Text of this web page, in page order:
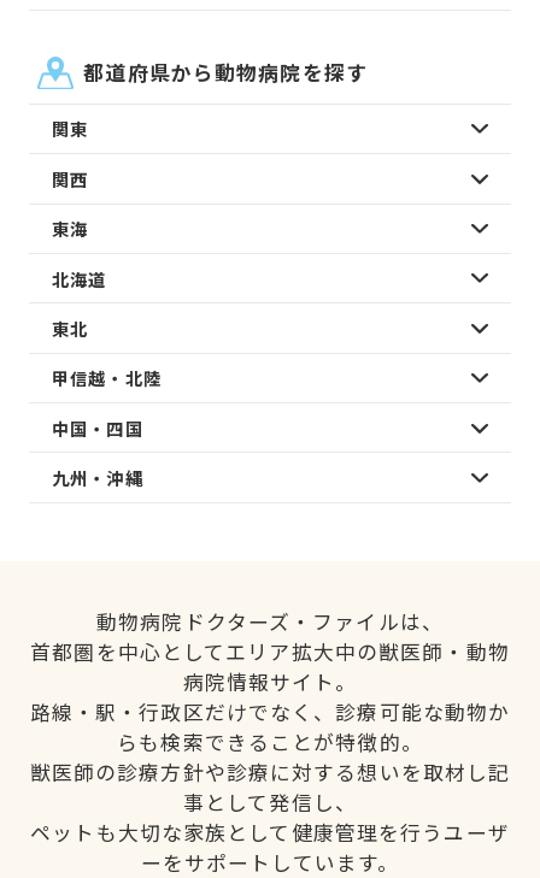
都道府県から動物病院を探す
関東
関西
東海
北海道
東北
甲信越・北陸
中国・四国
九州・沖縄
動物病院ドクターズ・ファイルは、
首都圏を中心としてエリア拡大中の獣医師・動物
病院情報サイト。
路線・駅・行政区だけでなく、診療可能な動物か
らも検索できることが特徴的。
獣医師の診療方針や診療に対する想いを取材し記
事として発信し、
ペットも大切な家族として健康管理を行うユーザ
ーをサポートしています。